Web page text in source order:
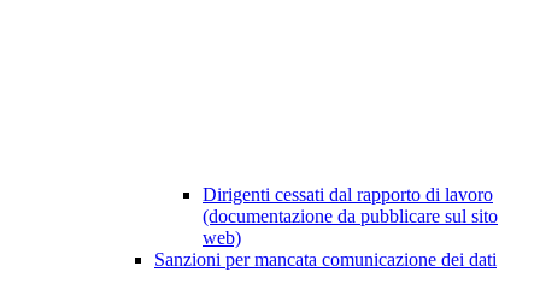
Dirigenti cessati dal rapporto di lavoro
(documentazione da pubblicare sul sito
web)
Sanzioni per mancata comunicazione dei dati